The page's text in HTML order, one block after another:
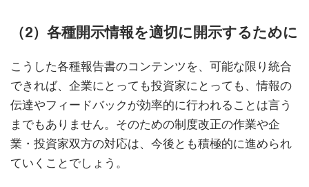
（2）各種開示情報を適切に開示するために
こうした各種報告書のコンテンツを、可能な限り統合
できれば、企業にとっても投資家にとっても、情報の
伝達やフィードバックが効率的に行われることは言う
までもありません。そのための制度改正の作業や企
業・投資家双方の対応は、今後とも積極的に進められ
ていくことでしょう。